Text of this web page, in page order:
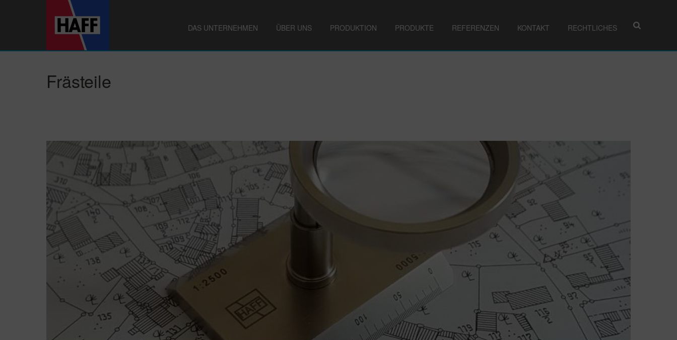
DAS UNTERNEHMEN ÜBER UNS PRODUKTION PRODUKTE REFERENZEN KONTAKT RECHTLICHES
Frästeile